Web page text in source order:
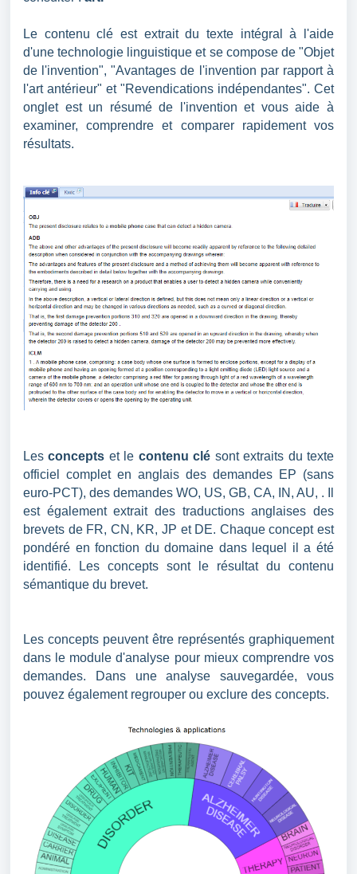
Le contenu clé est extrait du texte intégral à l'aide
d'une technologie linguistique et se compose de "Objet
de l'invention", "Avantages de l'invention par rapport à
l'art antérieur" et "Revendications indépendantes". Cet
onglet est un résumé de l'invention et vous aide à
examiner, comprendre et comparer rapidement vos
résultats.
Lesconcepts et le contenu clé sont extraits du texte
officiel complet en anglais des demandes EP (sans
euro-PCT), des demandes WO, US, GB, CA, IN, AU, . Il
est également extrait des traductions anglaises des
brevets de FR, CN, KR, JP et DE. Chaque concept est
pondéré en fonction du domaine dans lequel il a été
identifié. Les concepts sont le résultat du contenu
sémantique du brevet.
Les concepts peuvent être représentés graphiquement
dans le module d'analyse pour mieux comprendre vos
demandes. Dans une analyse sauvegardée, vous
pouvez également regrouper ou exclure des concepts.